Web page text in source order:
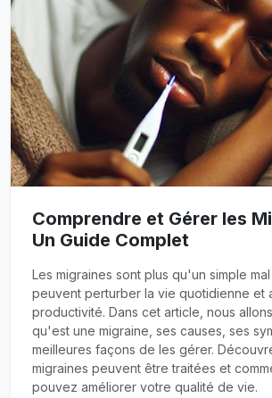
Comprendre et Gérer les
Un Guide Complet
Les migraines sont plus qu'un simple
peuvent perturber la vie quotidienne et
productivité. Dans cet article, nous
qu'est une migraine, ses causes, ses
meilleures façons de les gérer.
migraines peuvent être traitées et
pouvez améliorer votre qualité de vie.